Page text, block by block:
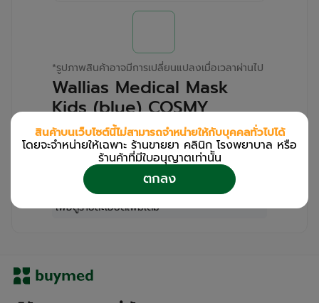
*รูปภาพสินค้าอาจมีการเปลี่ยนแปลงเมื่อเวลาผ่านไป
Wallias Medical Mask
Kids (blue) COSMY
(Box/50s)
สำหรับลูกค้าเฉพาะร้านขายยา คลินิก และโรง
พยาบาล
เข้าสู่ระบบ
เพื่อดูรายละเอียดเพิ่มเติม
สินค้าบนเว็บไซต์นี้ไม่สามารถจำหน่ายให้กับบุคคลทั่วไปได้
โดยจะจำหน่ายให้เฉพาะ ร้านขายยา คลินิก โรงพยาบาล หรือ
ร้านค้าที่มีใบอนุญาตเท่านััน
ตกลง